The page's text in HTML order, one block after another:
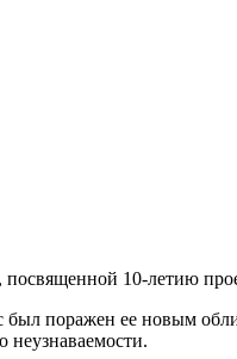
, посвященной 10-летию
был поражен ее новым
неузнаваемости.